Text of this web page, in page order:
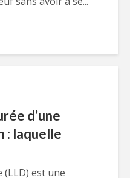
d’une
: laquelle
est une